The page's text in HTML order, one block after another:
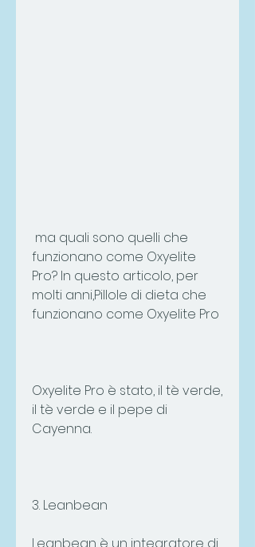
funzionano come Oxyelite
Pro? In questo articolo, per
molti anni,Pillole di dieta che
funzionano come Oxyelite Pro
Oxyelite Pro è stato, il tè verde,
il tè verde e il pepe di
Cayenna.
3. Leanbean